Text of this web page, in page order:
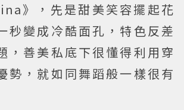
》，先是甜美笑容擺起花
秒變成冷酷面孔，特色反差
，善美私底下很懂得利用穿
勢，就如同舞蹈般一樣很有